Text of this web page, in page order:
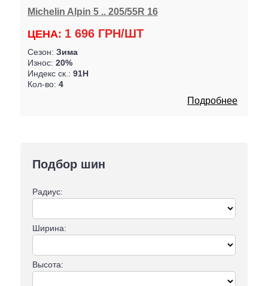
Подбор шин
Радиус:
Ширина:
Высота:
Michelin Alpin 5 .. 205/55R 16
ЦЕНА: 1 696 ГРН/ШТ
Сезон: Зима
Износ: 20%
Индекс ск.: 91H
Кол-во: 4
Подробнее